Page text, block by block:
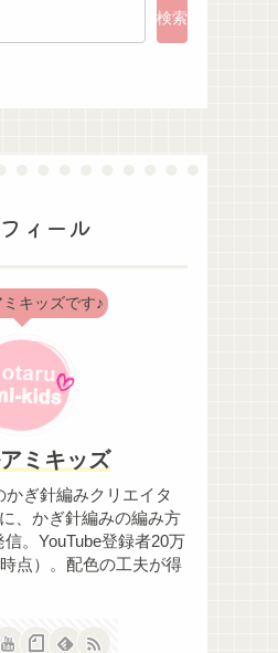
検索
ィール
キッズです♪
ミキッズ
ぎ針編みクリエイタ
、かぎ針編みの編み方
。YouTube登録者20万
点）。配色の工夫が得